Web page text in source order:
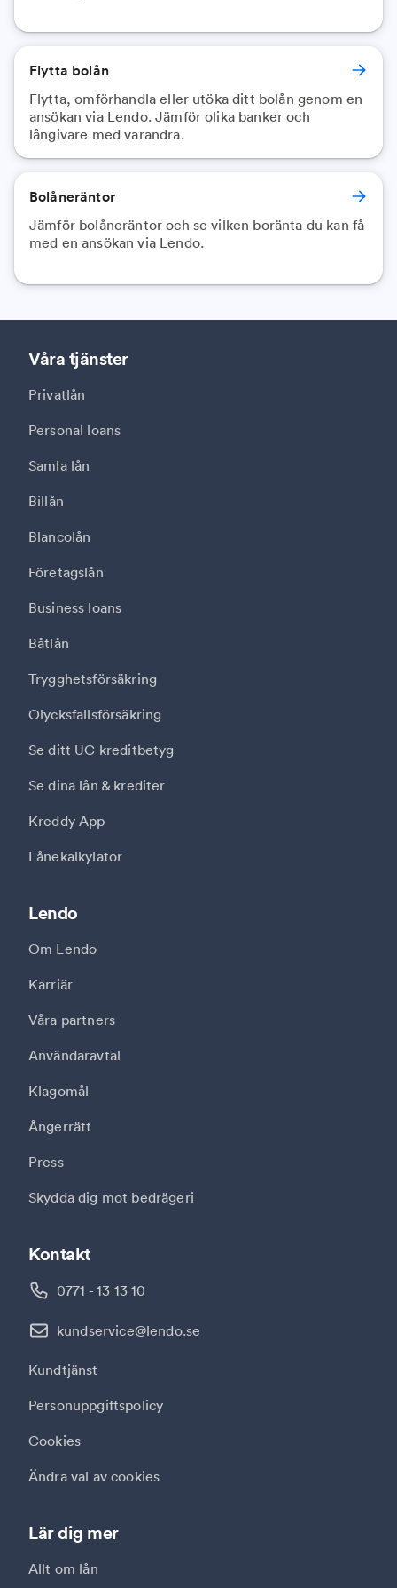
Flytta bolån
Flytta, omförhandla eller utöka ditt bolån genom en
ansökan via Lendo. Jämför olika banker och
långivare med varandra.
Bolåneräntor
Jämför bolåneräntor och se vilken boränta du kan få
med en ansökan via Lendo.
Våra tjänster
Privatlån
Personal loans
Samla lån
Billån
Blancolån
Företagslån
Business loans
Båtlån
Trygghetsförsäkring
Olycksfallsförsäkring
Se ditt UC kreditbetyg
Se dina lån & krediter
Kreddy App
Lånekalkylator
Lär dig mer
Allt om lån
Kontakt
0771 - 13 13 10
kundservice@lendo.se
Kundtjänst
Personuppgiftspolicy
Cookies
Ändra val av cookies
Lendo
Om Lendo
Karriär
Våra partners
Användaravtal
Klagomål
Ångerrätt
Press
Skydda dig mot bedrägeri